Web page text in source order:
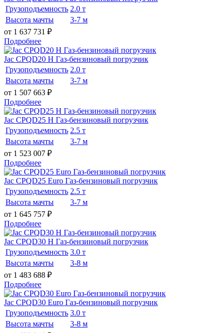
Грузоподъемность 2.0 т
Высота мачты
3-7 м
от 1 637 731 ₽
Подробнее
Jac CPQD20 H Газ-бензиновый погрузчик
Грузоподъемность 2.0 т
Высота мачты
3-7 м
от 1 507 663 ₽
Подробнее
Jac CPQD25 H Газ-бензиновый погрузчик
Грузоподъемность 2.5 т
Высота мачты
3-7 м
от 1 523 007 ₽
Подробнее
Jac CPQD25 Euro Газ-бензиновый погрузчик
Грузоподъемность 2.5 т
Высота мачты
3-7 м
от 1 645 757 ₽
Подробнее
Jac CPQD30 H Газ-бензиновый погрузчик
Грузоподъемность 3.0 т
Высота мачты
3-8 м
от 1 483 688 ₽
Подробнее
Jac CPQD30 Euro Газ-бензиновый погрузчик
Грузоподъемность 3.0 т
Высота мачты
3-8 м